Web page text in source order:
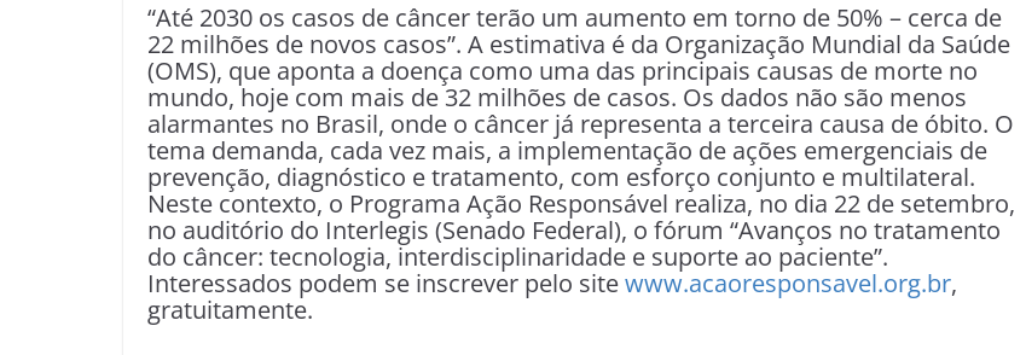
“Até 2030 os casos de câncer terão um aumento em torno de 50% – cerca de
22 milhões de novos casos”. A estimativa é da Organização Mundial da Saúde
(OMS), que aponta a doença como uma das principais causas de morte no
mundo, hoje com mais de 32 milhões de casos. Os dados não são menos
alarmantes no Brasil, onde o câncer já representa a terceira causa de óbito. O
tema demanda, cada vez mais, a implementação de ações emergenciais de
prevenção, diagnóstico e tratamento, com esforço conjunto e multilateral.
Neste contexto, o Programa Ação Responsável realiza, no dia 22 de setembro,
no auditório do Interlegis (Senado Federal), o fórum “Avanços no tratamento
do câncer: tecnologia, interdisciplinaridade e suporte ao paciente”.
Interessados podem se inscrever pelo sitewww.acaoresponsavel.org.br,
gratuitamente.­